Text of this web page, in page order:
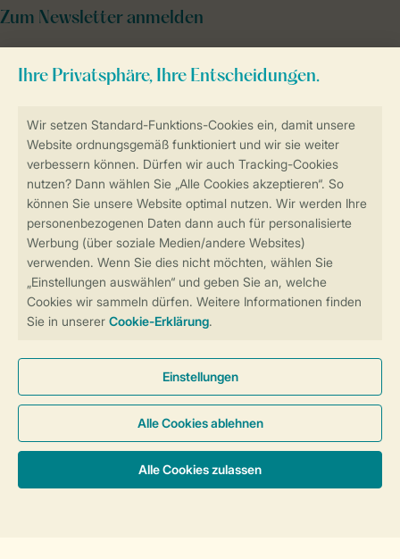
Sicherstellung Deiner Privatsphäre
Sicher und schnell zur Online-Buchung
Sichere Datenübertragung
Sicheres Bezahlen
Zum Newsletter anmelden
Cookies und Banner
Barrierefreiheit
© 2026 Landal GreenParks GmbH